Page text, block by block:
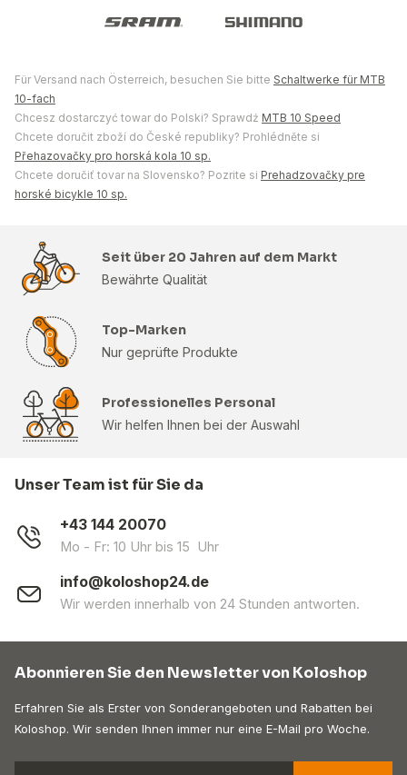
Für Versand nach Österreich, besuchen Sie bitte Schaltwerke für MTB
10-fach
Chcesz dostarczyć towar do Polski? Sprawdź MTB 10 Speed
Chcete doručit zboží do České republiky? Prohlédněte si
Přehazovačky pro horská kola 10 sp.
Chcete doručiť tovar na Slovensko? Pozrite si Prehadzovačky pre
horské bicykle 10 sp.
Seit über 20 Jahren auf dem Markt
Bewährte Qualität
Top-Marken
Nur geprüfte Produkte
Professionelles Personal
Wir helfen Ihnen bei der Auswahl
Unser Team ist für Sie da
+43 144 20070
Mo - Fr: 10 Uhr bis 15 Uhr
info@koloshop24.de
Wir werden innerhalb von 24 Stunden antworten.
Abonnieren Sie den Newsletter von Koloshop
Erfahren Sie als Erster von Sonderangeboten und Rabatten bei
Koloshop. Wir senden Ihnen immer nur eine E-Mail pro Woche.